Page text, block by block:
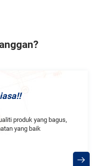
produk yang bagus,
yang baik